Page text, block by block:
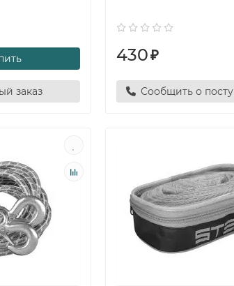
заказ
430₽
Сообщить о